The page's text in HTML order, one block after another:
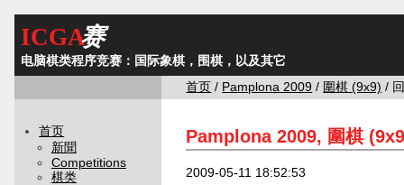
ICGA赛
电脑棋类程序竞赛：国际象棋，围棋，以及其它
首页 / Pamplona 2009 / 圍棋 (9x9) /
首页
新聞
Competitions
棋类
Pamplona 2009, 圍棋
2009-05-11 18:52:53